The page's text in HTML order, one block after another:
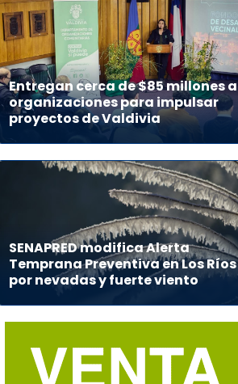
Entregan cerca de $85 millones a
organizaciones para impulsar
proyectos de Valdivia
SENAPRED modifica Alerta
Temprana Preventiva en Los Ríos
por nevadas y fuerte viento